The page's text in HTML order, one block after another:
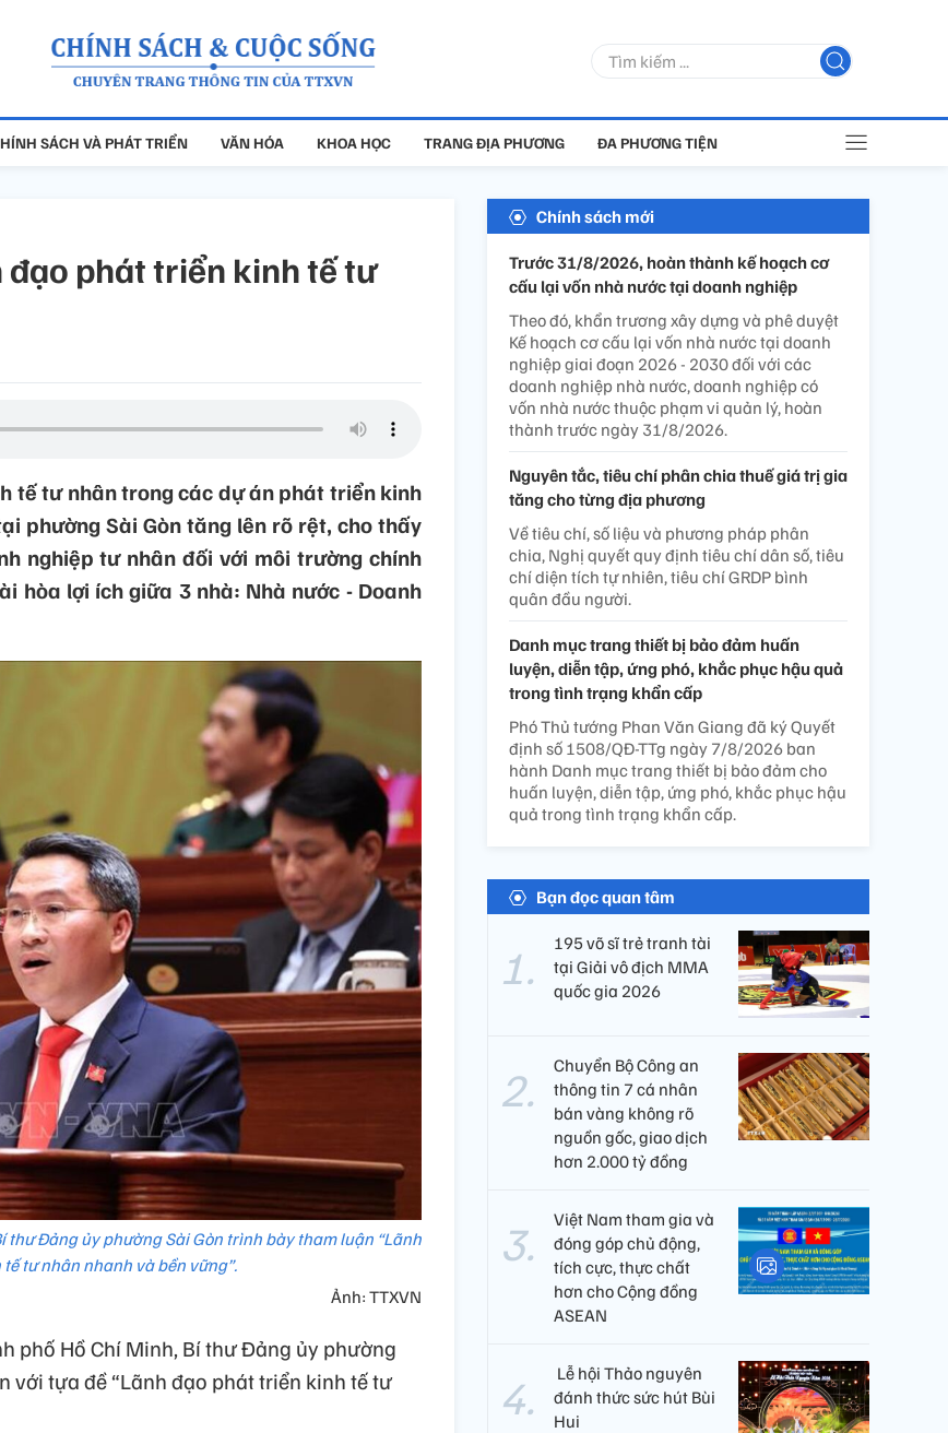
SÁCH VÀ PHÁT TRIỂN VĂN HÓA KHOA HỌC TRANG ĐỊA PHƯƠNG ĐA PHƯƠNG TIỆN
phát triển kinh tế tư
tế tư nhân trong các dự án phát triển kinh
phường Sài Gòn tăng lên rõ rệt, cho thấy
nghiệp tư nhân đối với môi trường chính
hòa lợi ích giữa 3 nhà: Nhà nước - Doanh
thư Đảng ủy phường Sài Gòn trình bày tham luận “Lãnh
tư nhân nhanh và bền vững”.
Ảnh: TTXVN
phố Hồ Chí Minh, Bí thư Đảng ủy phường
với tựa đề “Lãnh đạo phát triển kinh tế tư
Chính sách mới
Trước 31/8/2026, hoàn thành kế hoạch cơ
cấu lại vốn nhà nước tại doanh nghiệp
Theo đó, khẩn trương xây dựng và phê duyệt
Kế hoạch cơ cấu lại vốn nhà nước tại doanh
nghiệp giai đoạn 2026 - 2030 đối với các
doanh nghiệp nhà nước, doanh nghiệp có
vốn nhà nước thuộc phạm vi quản lý, hoàn
thành trước ngày 31/8/2026.
Nguyên tắc, tiêu chí phân chia thuế giá trị gia
tăng cho từng địa phương
Về tiêu chí, số liệu và phương pháp phân
chia, Nghị quyết quy định tiêu chí dân số, tiêu
chí diện tích tự nhiên, tiêu chí GRDP bình
quân đầu người.
Danh mục trang thiết bị bảo đảm huấn
luyện, diễn tập, ứng phó, khắc phục hậu quả
trong tình trạng khẩn cấp
Phó Thủ tướng Phan Văn Giang đã ký Quyết
định số 1508/QĐ-TTg ngày 7/8/2026 ban
hành Danh mục trang thiết bị bảo đảm cho
huấn luyện, diễn tập, ứng phó, khắc phục hậu
quả trong tình trạng khẩn cấp.
Bạn đọc quan tâm
195 võ sĩ trẻ tranh tài
tại Giải vô địch MMA
quốc gia 2026
Chuyển Bộ Công an
thông tin 7 cá nhân
bán vàng không rõ
nguồn gốc, giao dịch
hơn 2.000 tỷ đồng
Việt Nam tham gia và
đóng góp chủ động,
tích cực, thực chất
hơn cho Cộng đồng
ASEAN
​ Lễ hội Thảo nguyên
đánh thức sức hút Bùi
Hui